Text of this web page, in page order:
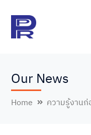
Our News
Home ความรู้งาน